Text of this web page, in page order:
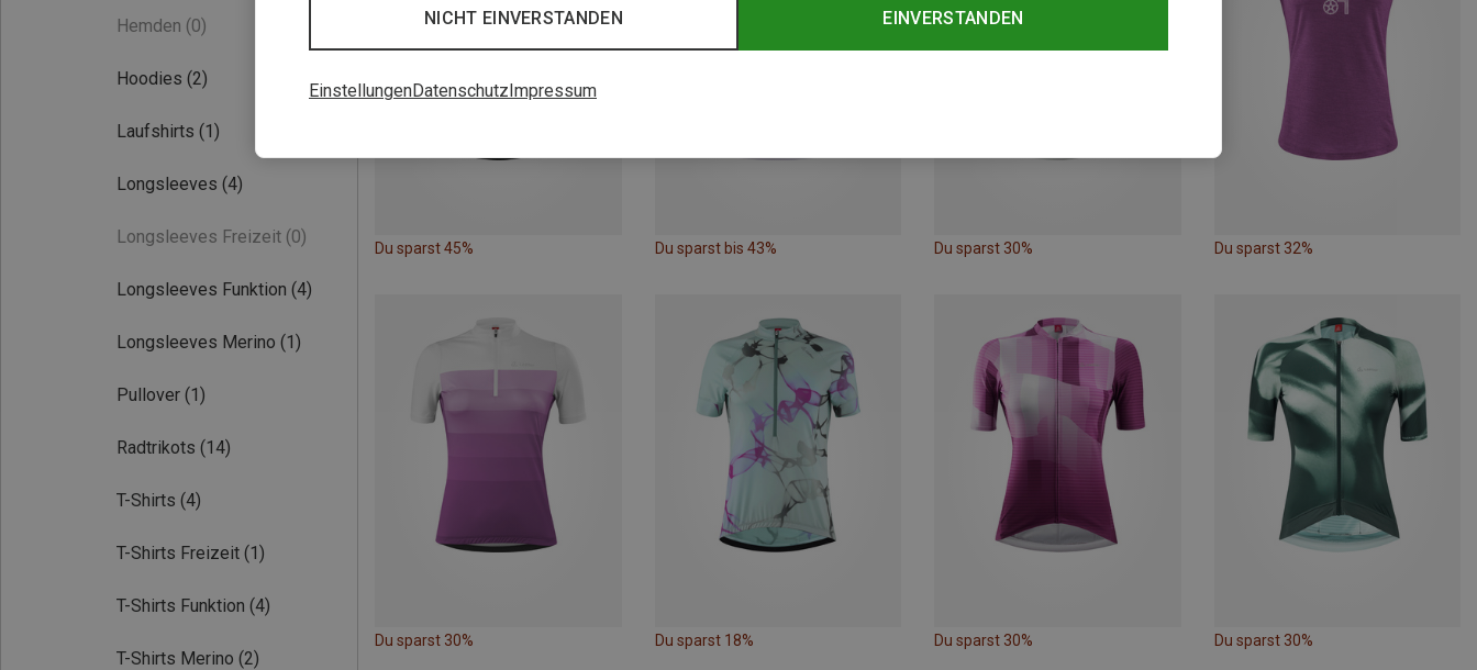
Hemden (0)
Hoodies (2)
Laufshirts (1)
Longsleeves (4)
Longsleeves Freizeit (0)
Longsleeves Funktion (4)
Longsleeves Merino (1)
Pullover (1)
Radtrikots (14)
T-Shirts (4)
T-Shirts Freizeit (1)
T-Shirts Funktion (4)
T-Shirts Merino (2)
Du sparst 45% Du sparst bis 43% Du sparst 30% Du sparst 32%
Du sparst 30% Du sparst 18% Du sparst 30% Du sparst 30%
EINVERSTANDEN
NICHT EINVERSTANDEN
EinstellungenDatenschutzImpressum